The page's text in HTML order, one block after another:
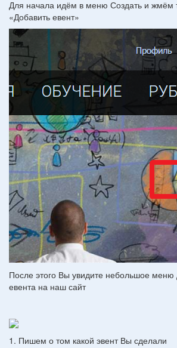
Для начала идём в меню Создать и жмём
«Добавить евент»
После этого Вы увидите небольшое меню
евента на наш сайт
1. Пишем о том какой эвент Вы сделали